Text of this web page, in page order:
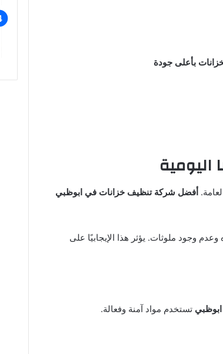
بأعلى جودة
اليومية
أفضل شركة تنظيف خزانات في ابوظبي
وجود ملوثات. يؤثر هذا الإيجابيًا على
تستخدم مواد آمنة وفعالة.